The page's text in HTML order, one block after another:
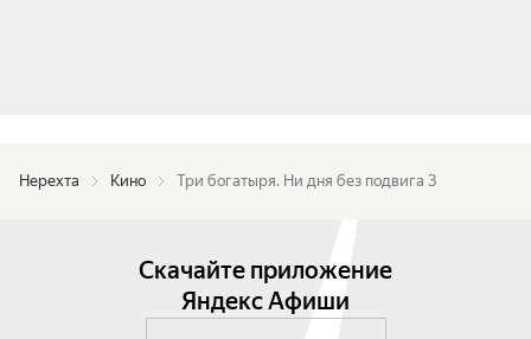
Нерехта Кино Три богатыря. Ни дня без подвига 3
Скачайте приложение
Яндекс Афиши